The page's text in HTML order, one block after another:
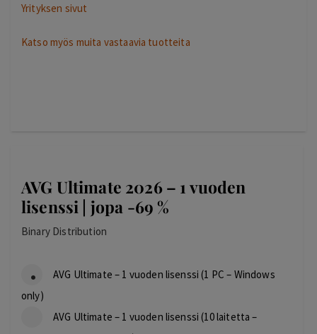
Yrityksen sivut
Katso myös muita vastaavia tuotteita
AVG Ultimate 2026 – 1 vuoden
lisenssi | jopa -69 %
Binary Distribution
AVG Ultimate – 1 vuoden lisenssi (1 PC – Windows
only)
AVG Ultimate – 1 vuoden lisenssi (10 laitetta –